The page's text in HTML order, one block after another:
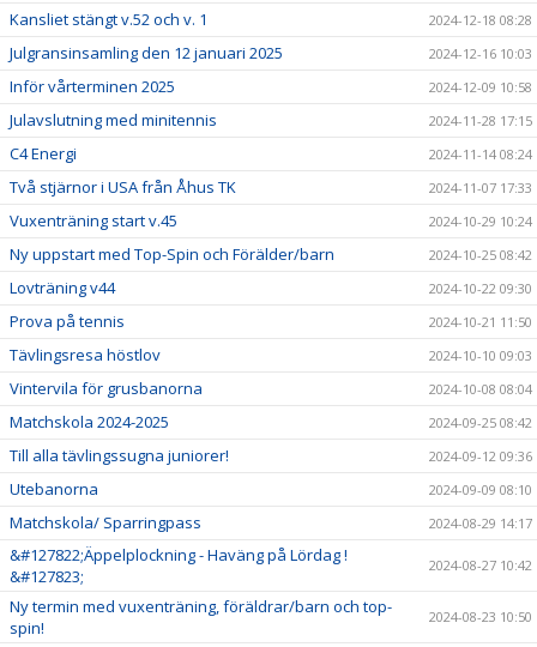
Kansliet stängt v.52 och v. 1 2024-12-18 08:28
Julgransinsamling den 12 januari 2025 2024-12-16 10:03
Inför vårterminen 2025 2024-12-09 10:58
Julavslutning med minitennis 2024-11-28 17:15
C4 Energi 2024-11-14 08:24
Två stjärnor i USA från Åhus TK 2024-11-07 17:33
Vuxenträning start v.45 2024-10-29 10:24
Ny uppstart med Top-Spin och Förälder/barn 2024-10-25 08:42
Lovträning v44 2024-10-22 09:30
Prova på tennis 2024-10-21 11:50
Tävlingsresa höstlov 2024-10-10 09:03
Vintervila för grusbanorna 2024-10-08 08:04
Matchskola 2024-2025 2024-09-25 08:42
Till alla tävlingssugna juniorer! 2024-09-12 09:36
Utebanorna 2024-09-09 08:10
Matchskola/ Sparringpass 2024-08-29 14:17
&#127822;Äppelplockning - Haväng på Lördag !
&#127823;
2024-08-27 10:42
Ny termin med vuxenträning, föräldrar/barn och top-
spin!
2024-08-23 10:50